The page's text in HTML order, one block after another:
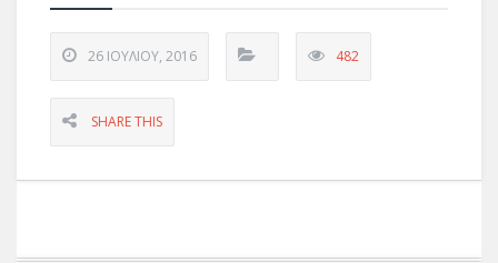
26 ΙΟΥΛΊΟΥ, 2016 482
SHARE THIS